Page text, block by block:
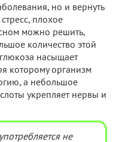
но и вернуть
плохое
можно решить,
количество этой
насыщает
которому организм
а небольшое
укрепляет нервы и
не